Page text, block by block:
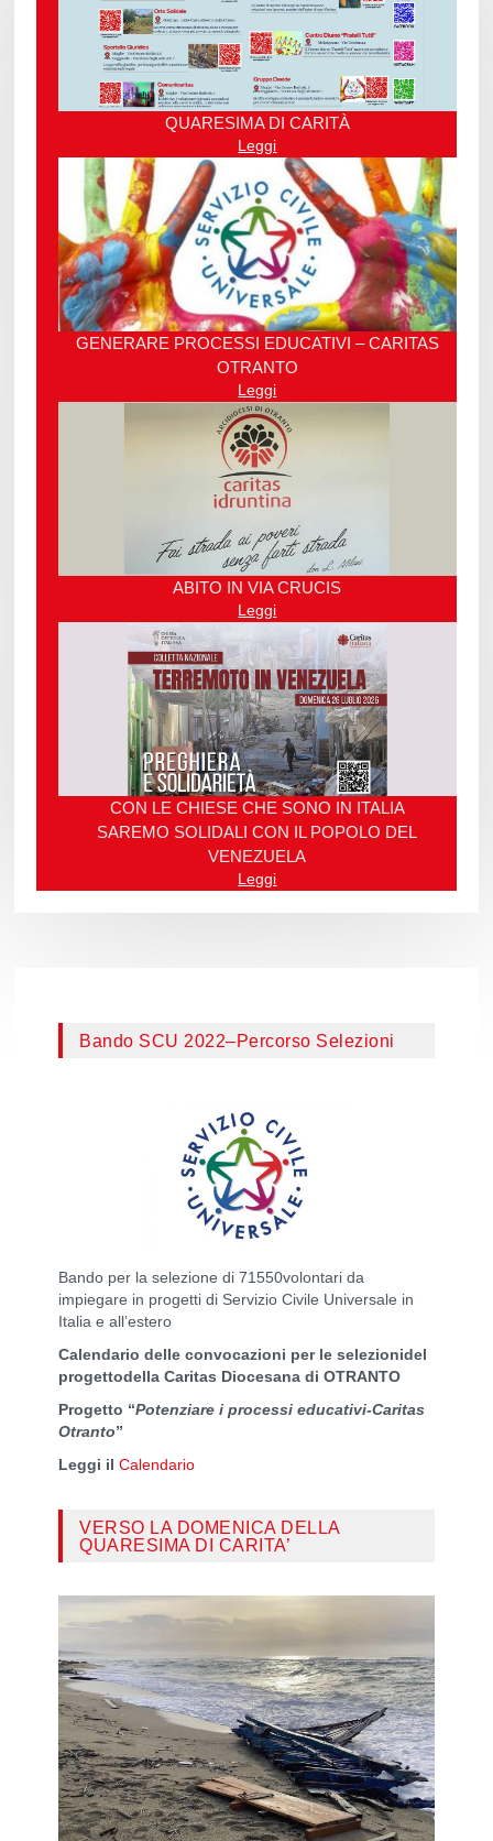
QUARESIMA DI CARITÀ
Leggi
GENERARE PROCESSI EDUCATIVI – CARITAS
OTRANTO
Leggi
ABITO IN VIA CRUCIS
Leggi
CON LE CHIESE CHE SONO IN ITALIA
SAREMO SOLIDALI CON IL POPOLO DEL
VENEZUELA
Leggi
Bando SCU 2022–Percorso Selezioni
Bando per la selezione di 71550volontari da
impiegare in progetti di Servizio Civile Universale in
Italia e all’estero
Calendario delle convocazioni per le selezionidel
progettodella Caritas Diocesana di OTRANTO
Progetto “Potenziare i processi educativi-Caritas
Otranto”
Leggi ilCalendario
VERSO LA DOMENICA DELLA
QUARESIMA DI CARITA’